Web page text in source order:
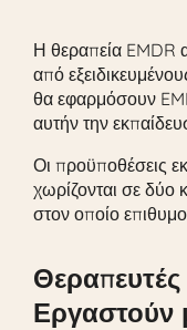
Η θεραπεία EMDR
από
θα εφαρμόσουν
αυτήν την
Οι προϋποθέσεις
χωρίζονται σε δύο
στον οποίο
Εργαστούν